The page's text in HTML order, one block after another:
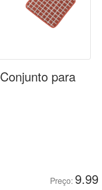
para
Preço: 9.99